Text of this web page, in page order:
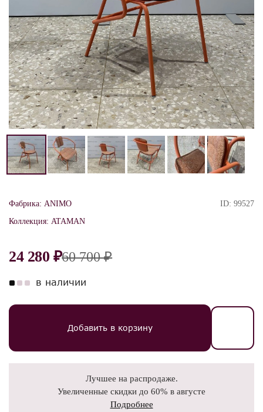
Фабрика: ANIMO
Коллекция: ATAMAN
ID: 99527
24 280 ₽60 700 ₽
в наличии
Добавить в корзину
Лучшее на распродаже.
Увеличенные скидки до 60% в августе
Подробнее